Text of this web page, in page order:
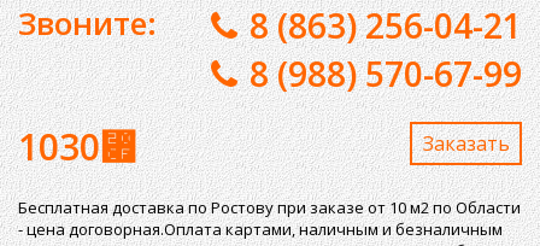
Звоните:
8 (863) 256-04-21
8 (988) 570-67-99
1030⃏ Заказaть
Бесплатная доставка по Ростову при заказе от 10 м2 по Области
- цена договорная.Оплата картами, наличным и безналичным